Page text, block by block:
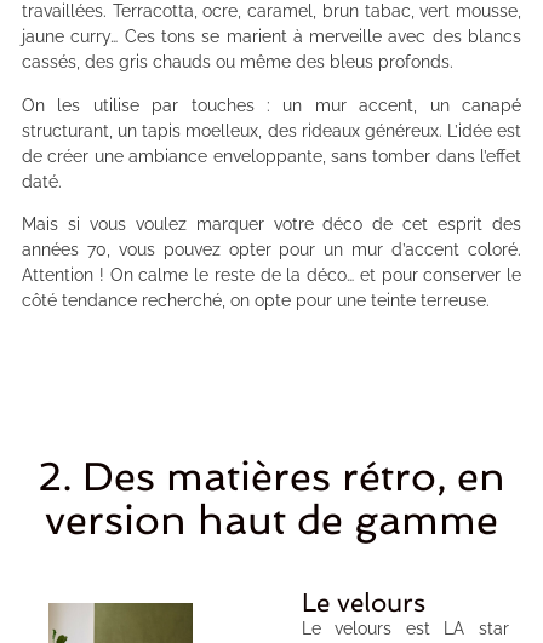
travaillées. Terracotta, ocre, caramel, brun tabac, vert mousse,
jaune curry… Ces tons se marient à merveille avec des blancs
cassés, des gris chauds ou même des bleus profonds.
On les utilise par touches : un mur accent, un canapé
structurant, un tapis moelleux, des rideaux généreux. L’idée est
de créer une ambiance enveloppante, sans tomber dans l’effet
daté.
Mais si vous voulez marquer votre déco de cet esprit des
années 70, vous pouvez opter pour un mur d’accent coloré.
Attention ! On calme le reste de la déco… et pour conserver le
côté tendance recherché, on opte pour une teinte terreuse.
2. Des matières rétro, en
version haut de gamme
Le velours
Le velours est LA star